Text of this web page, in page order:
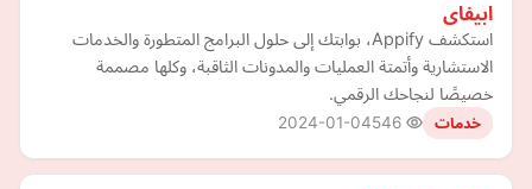
ابيفاى
استكشف Appify، بوابتك إلى حلول البرامج المتطورة والخدمات
الاستشارية وأتمتة العمليات والمدونات الثاقبة، وكلها مصممة
خصيصًا لنجاحك الرقمي.
خدمات 2024-01-04